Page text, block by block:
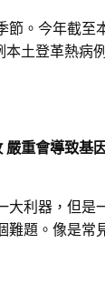
節。今年截至
本土登革熱病
嚴重會導致基
大利器，但是
難題。像是常